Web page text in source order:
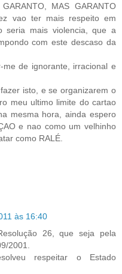
MAS GARANTO
vao ter mais respeito em
seria mais violencia, que a
com este descaso da
me de ignorante, irracional e
isto, e se organizarem o
meu ultimo limite do cartao
mesma hora, ainda espero
e nao como um velhinho
como RALÉ.
às 16:40
26, que seja pela
2001.
respeitar o Estado